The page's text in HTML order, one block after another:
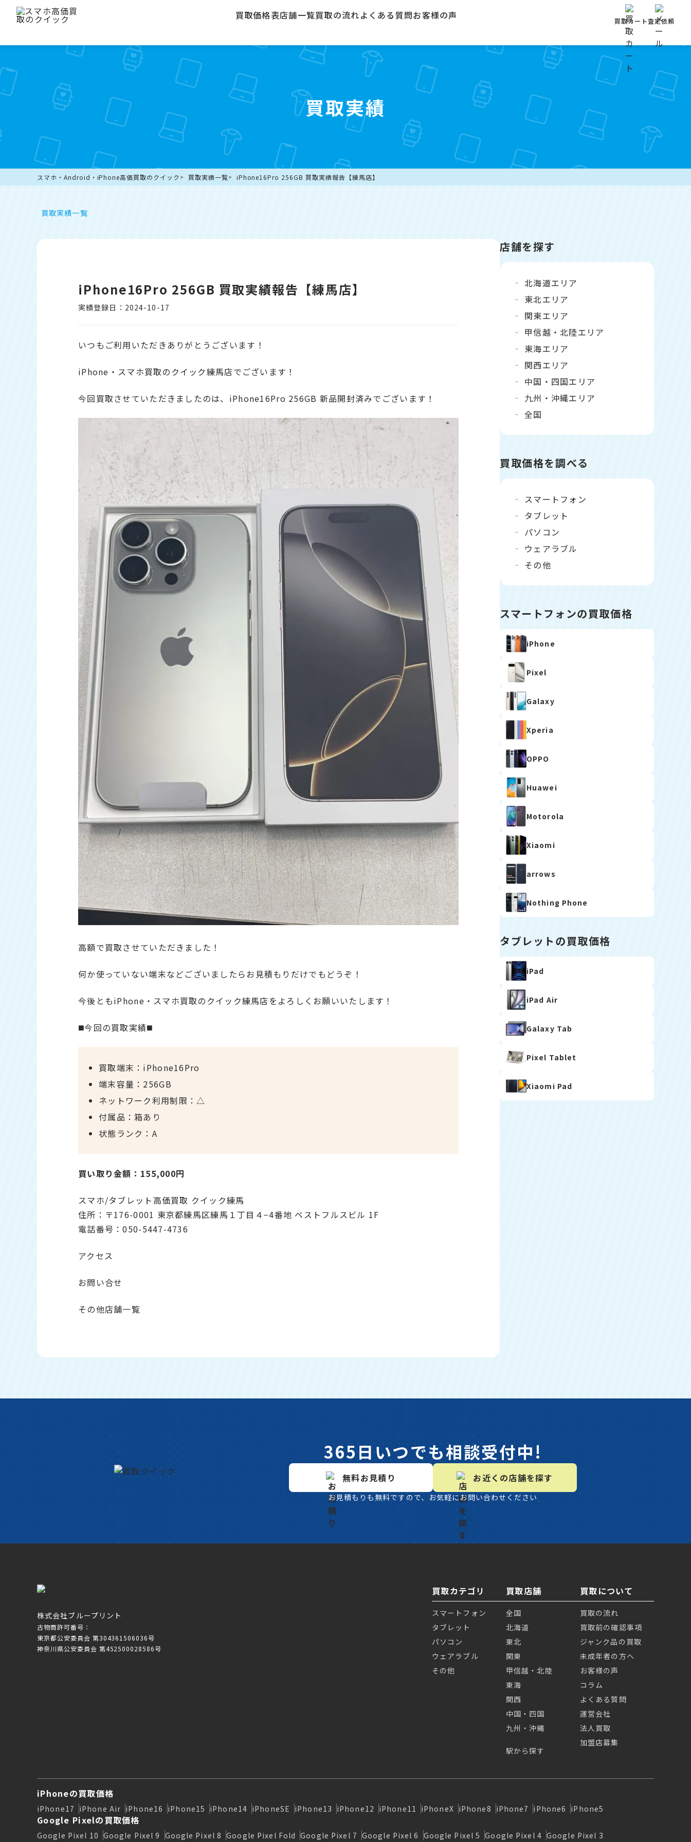
買取価格表店舗一覧買取の流れよくある質問お客様の声 買取カート査定依頼
買取実績
スマホ・Android・iPhone高価買取のクイック 買取実績一覧 iPhone16Pro 256GB 買取実績報告【練馬店】
買取実績一覧
iPhone16Pro 256GB 買取実績報告【練馬店】
実績登録日：2024-10-17
いつもご利用いただきありがとうございます！
iPhone・スマホ買取のクイック練馬店でございます！
今回買取させていただきましたのは、iPhone16Pro 256GB 新品開封済みでございます！
高額で買取させていただきました！
何か使っていない端末などございましたらお見積もりだけでもどうぞ！
今後ともiPhone・スマホ買取のクイック練馬店をよろしくお願いいたします！
◼️今回の買取実績◼️
買取端末：iPhone16Pro
端末容量：256GB
ネットワーク利用制限：△
付属品：箱あり
状態ランク：A
買い取り金額：155,000円
スマホ/タブレット高価買取 クイック練馬
住所：〒176-0001 東京都練馬区練馬１丁目４−4番地 ベストフルスビル 1F
電話番号：050-5447-4736
アクセス
お問い合せ
その他店舗一覧
店舗を探す
北海道エリア
東北エリア
関東エリア
甲信越・北陸エリア
東海エリア
関西エリア
中国・四国エリア
九州・沖縄エリア
全国
買取価格を調べる
スマートフォン
タブレット
パソコン
ウェアラブル
その他
スマートフォンの買取価格
iPhone
Pixel
Galaxy
Xperia
OPPO
Huawei
Motorola
Xiaomi
arrows
Nothing Phone
タブレットの買取価格
iPad
iPad Air
Galaxy Tab
Pixel Tablet
Xiaomi Pad
365日いつでも相談受付中!
無料お見積り お近くの店舗を探す
お見積もりも無料ですので、お気軽にお問い合わせください
株式会社ブループリント
古物商許可番号：
東京都公安委員会 第304361506036号
神奈川県公安委員会 第452500028586号
買取カテゴリ
スマートフォン
タブレット
パソコン
ウェアラブル
その他
買取店舗
全国
北海道
東北
関東
甲信越・北陸
東海
関西
中国・四国
九州・沖縄
駅から探す
買取について
買取の流れ
買取前の確認事項
ジャンク品の買取
未成年者の方へ
お客様の声
コラム
よくある質問
運営会社
法人買取
加盟店募集
iPhoneの買取価格
iPhone17 iPhone Air iPhone16 iPhone15 iPhone14 iPhoneSE iPhone13 iPhone12 iPhone11 iPhoneX iPhone8 iPhone7 iPhone6 iPhone5
Google Pixelの買取価格
Google Pixel 10 Google Pixel 9 Google Pixel 8 Google Pixel Fold Google Pixel 7 Google Pixel 6 Google Pixel 5 Google Pixel 4 Google Pixel 3